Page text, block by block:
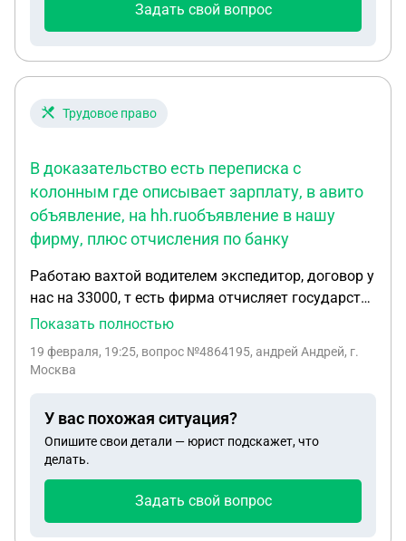
Задать свой вопрос
Трудовое право
В доказательство есть переписка с
колонным где описывает зарплату, в авито
объявление, на hh.ruобъявление в нашу
фирму, плюс отчисления по банку
Работаю вахтой водителем экспедитор, договор у
нас на 33000, т есть фирма отчисляет государству
только с этой суммы. По факту 220000.33000 эти
можем получить с октября месяца. В
hh.ruобъявление в нашу фирму, плюс отчисления
по банку. Договора на руках нет, во вторых одну
фирму обонкротил и следом мы перешли на
другую под этим же директором. В госуслугах
есть подтверждение, но договор я не подписывал,
Показать полностью
19 февраля, 19:25, вопрос №4864195, андрей Андрей, г.
Москва
У вас похожая ситуация?
Опишите свои детали — юрист подскажет, что
делать.
Задать свой вопрос